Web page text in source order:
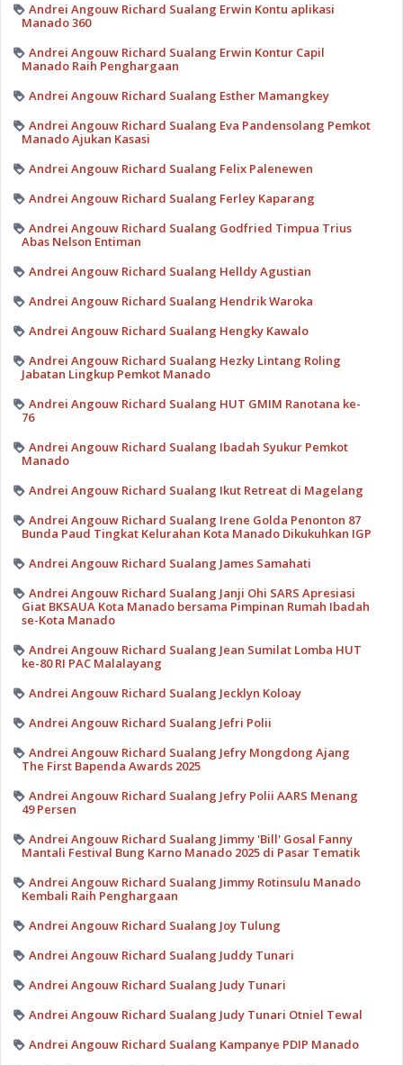
Andrei Angouw Richard Sualang Erwin Kontu aplikasi
Manado 360
Andrei Angouw Richard Sualang Erwin Kontur Capil
Manado Raih Penghargaan
Andrei Angouw Richard Sualang Esther Mamangkey
Andrei Angouw Richard Sualang Eva Pandensolang Pemkot
Manado Ajukan Kasasi
Andrei Angouw Richard Sualang Felix Palenewen
Andrei Angouw Richard Sualang Ferley Kaparang
Andrei Angouw Richard Sualang Godfried Timpua Trius
Abas Nelson Entiman
Andrei Angouw Richard Sualang Helldy Agustian
Andrei Angouw Richard Sualang Hendrik Waroka
Andrei Angouw Richard Sualang Hengky Kawalo
Andrei Angouw Richard Sualang Hezky Lintang Roling
Jabatan Lingkup Pemkot Manado
Andrei Angouw Richard Sualang HUT GMIM Ranotana ke-
76
Andrei Angouw Richard Sualang Ibadah Syukur Pemkot
Manado
Andrei Angouw Richard Sualang Ikut Retreat di Magelang
Andrei Angouw Richard Sualang Irene Golda Penonton 87
Bunda Paud Tingkat Kelurahan Kota Manado Dikukuhkan IGP
Andrei Angouw Richard Sualang James Samahati
Andrei Angouw Richard Sualang Janji Ohi SARS Apresiasi
Giat BKSAUA Kota Manado bersama Pimpinan Rumah Ibadah
se-Kota Manado
Andrei Angouw Richard Sualang Jean Sumilat Lomba HUT
ke-80 RI PAC Malalayang
Andrei Angouw Richard Sualang Jecklyn Koloay
Andrei Angouw Richard Sualang Jefri Polii
Andrei Angouw Richard Sualang Jefry Mongdong Ajang
The First Bapenda Awards 2025
Andrei Angouw Richard Sualang Jefry Polii AARS Menang
49 Persen
Andrei Angouw Richard Sualang Jimmy 'Bill' Gosal Fanny
Mantali Festival Bung Karno Manado 2025 di Pasar Tematik
Andrei Angouw Richard Sualang Jimmy Rotinsulu Manado
Kembali Raih Penghargaan
Andrei Angouw Richard Sualang Joy Tulung
Andrei Angouw Richard Sualang Juddy Tunari
Andrei Angouw Richard Sualang Judy Tunari
Andrei Angouw Richard Sualang Judy Tunari Otniel Tewal
Andrei Angouw Richard Sualang Kampanye PDIP Manado